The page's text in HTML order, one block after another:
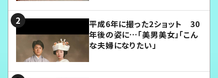
平成6年に撮った2ショット 30
年後の姿に…「美男美女」「こん
な夫婦になりたい」